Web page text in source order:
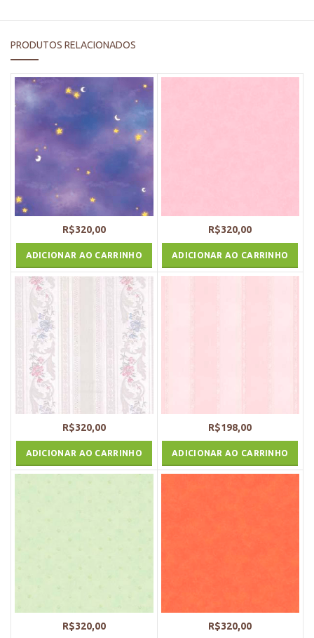
PRODUTOS RELACIONADOS
R$320,00
ADICIONAR AO CARRINHO
R$320,00
ADICIONAR AO CARRINHO
R$320,00
ADICIONAR AO CARRINHO
R$198,00
ADICIONAR AO CARRINHO
R$320,00 R$320,00